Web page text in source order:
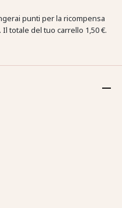
punti per la ricompensa
totale del tuo carrello 1,50 €.